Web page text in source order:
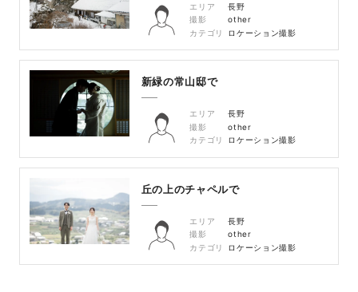
エリア
長野
撮影
other
カテゴリ
ロケーション撮影
新緑の常山邸で
エリア
長野
撮影
other
カテゴリ
ロケーション撮影
丘の上のチャペルで
エリア
長野
撮影
other
カテゴリ
ロケーション撮影